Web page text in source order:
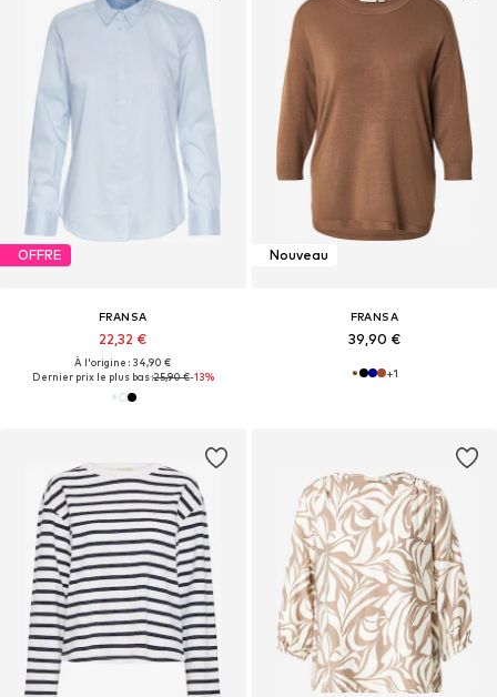
OFFRE
FRANSA
22,32 €
À l'origine : 34,90 €
Dernier prix le plus bas :25,90 €-13%
Nouveau
FRANSA
39,90 €
+1